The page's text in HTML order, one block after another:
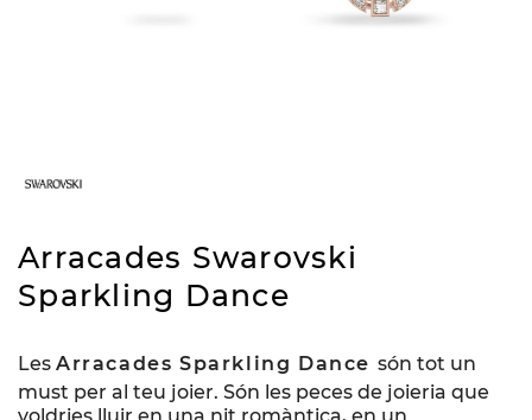
Arracades Swarovski
Sparkling Dance
Les Arracades Sparkling Dance són tot un
must per al teu joier. Són les peces de joieria que